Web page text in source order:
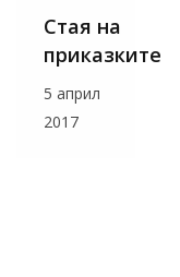
Стая на
приказките
5 април
2017